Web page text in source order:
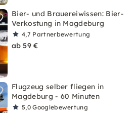
Bier- und Brauereiwissen: Bier-
Verkostung in Magdeburg
4,7 Partnerbewertung
ab 59 €
Flugzeug selber fliegen in
Magdeburg - 60 Minuten
5,0Googlebewertung